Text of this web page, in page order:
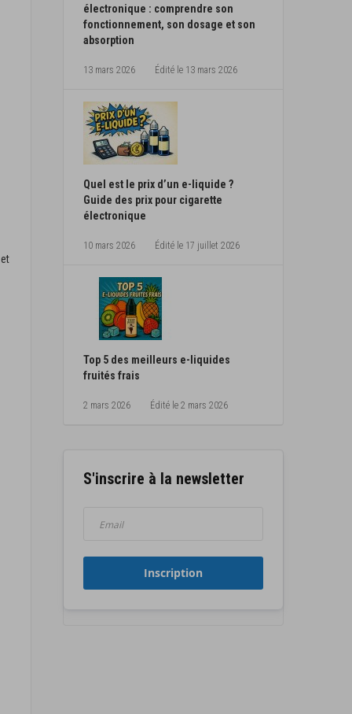
électronique : comprendre son
fonctionnement, son dosage et son
absorption
13 mars 2026 Édité le 13 mars 2026
Quel est le prix d’un e-liquide ?
Guide des prix pour cigarette
électronique
10 mars 2026 Édité le 17 juillet 2026
Top 5 des meilleurs e-liquides
fruités frais
2 mars 2026 Édité le2 mars 2026
S'inscrire à la newsletter
Inscription